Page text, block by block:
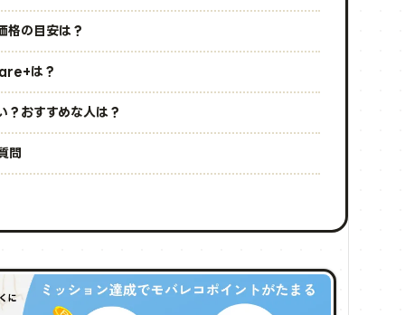
格の目安は？
は？
おすすめな人は？
問